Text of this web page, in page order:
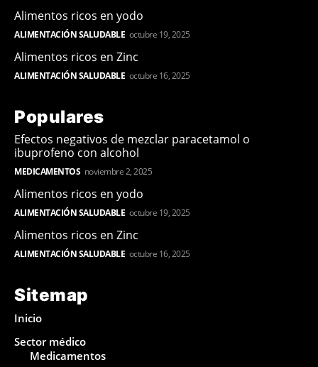
Alimentos ricos en yodo
ALIMENTACIÓN SALUDABLE octubre 19, 2025
Alimentos ricos en Zinc
ALIMENTACIÓN SALUDABLE octubre 16, 2025
Populares
Efectos negativos de mezclar paracetamol o
ibuprofeno con alcohol
MEDICAMENTOS noviembre 2, 2025
Alimentos ricos en yodo
ALIMENTACIÓN SALUDABLE octubre 19, 2025
Alimentos ricos en Zinc
ALIMENTACIÓN SALUDABLE octubre 16, 2025
Sitemap
Inicio
Sector médico
Medicamentos